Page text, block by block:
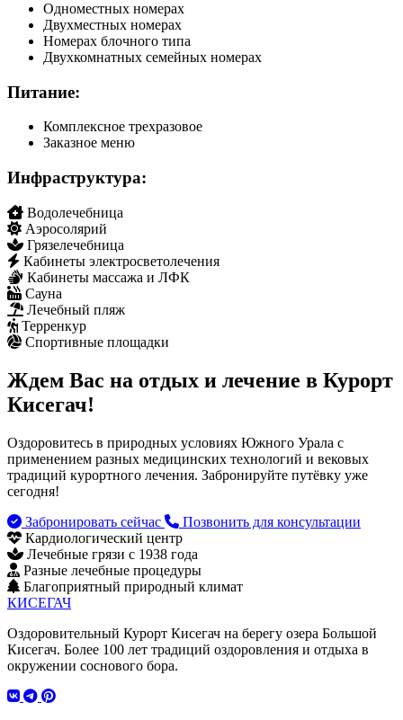
Одноместных номерах
Двухместных номерах
Номерах блочного типа
Двухкомнатных семейных номерах
Питание:
Комплексное трехразовое
Заказное меню
Инфраструктура:
Водолечебница
Аэросолярий
Грязелечебница
Кабинеты электросветолечения
Кабинеты массажа и ЛФК
Сауна
Лечебный пляж
Терренкур
Спортивные площадки
Ждем Вас на отдых и лечение в Курорт
Кисегач!
Оздоровитесь в природных условиях Южного Урала с
применением разных медицинских технологий и вековых
традиций курортного лечения. Забронируйте путёвку уже
сегодня!
Забронировать сейчас
Позвонить для консультации
Кардиологический центр
Лечебные грязи с 1938 года
Разные лечебные процедуры
Благоприятный природный климат
КИСЕГАЧ
Оздоровительный Курорт Кисегач на берегу озера Большой
Кисегач. Более 100 лет традиций оздоровления и отдыха в
окружении соснового бора.